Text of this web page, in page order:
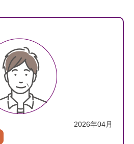
2026年04月